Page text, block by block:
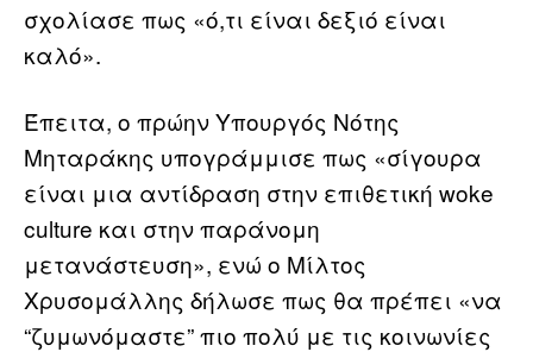
σχολίασε πως «ό,τι είναι δεξιό είναι
καλό».
Έπειτα, ο πρώην Υπουργός Νότης
Μηταράκης υπογράμμισε πως «σίγουρα
είναι μια αντίδραση στην επιθετική woke
culture και στην παράνομη
μετανάστευση», ενώ ο Μίλτος
Χρυσομάλλης δήλωσε πως θα πρέπει «να
“ζυμωνόμαστε” πιο πολύ με τις κοινωνίες